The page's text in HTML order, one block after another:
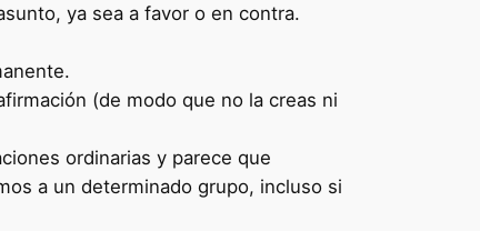
ya sea a favor o en contra.
(de modo que no la creas ni
ordinarias y parece que
a un determinado grupo, incluso si